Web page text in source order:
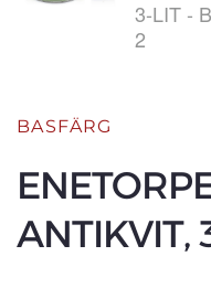
BASFÄRG
ANTIKVIT,